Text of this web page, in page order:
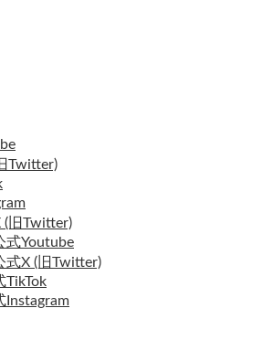
Twitter)
(旧Twitter)
式Youtube
式X (旧Twitter)
TikTok
Instagram